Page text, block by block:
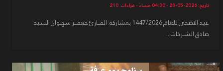
تاريخ: 2026-05-28 - 04:30 مساءً - قراءات: 210
عيد الاضحى للعام 1447/2026 بمشاركة: القــارئ جعفــر سهـوان السيد
صادق الشـرخات...